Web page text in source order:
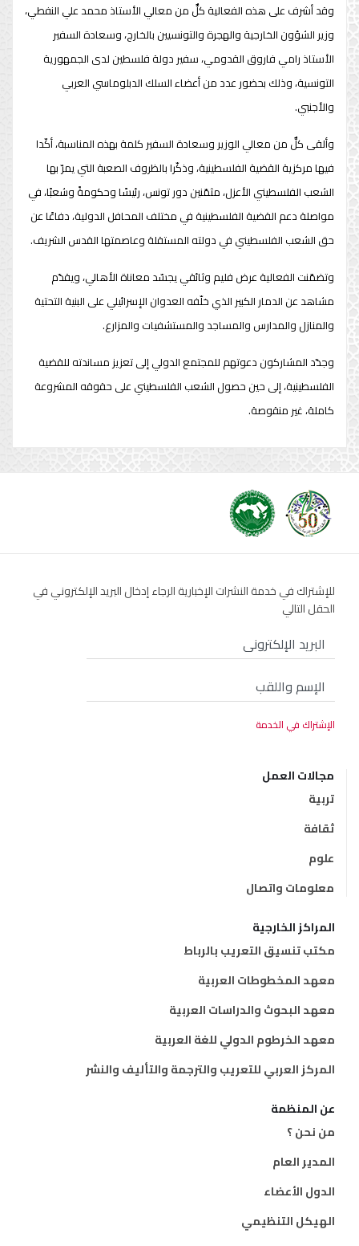
وقد أشرف على هذه الفعالية كلٌّ من معالي الأستاذ محمد علي النفطي،
وزير الشؤون الخارجية والهجرة والتونسيين بالخارج، وسعادة السفير
الأستاذ رامي فاروق القدومي، سفير دولة فلسطين لدى الجمهورية
التونسية، وذلك بحضور عدد من أعضاء السلك الدبلوماسي العربي
والأجنبي.
وألقى كلٌّ من معالي الوزير وسعادة السفير كلمة بهذه المناسبة، أكّدا
فيها مركزية القضية الفلسطينية، وذكّرا بالظروف الصعبة التي يمرّ بها
الشعب الفلسطيني الأعزل، مثمّنين دور تونس، رئيسًا وحكومةً وشعبًا، في
مواصلة دعم القضية الفلسطينية في مختلف المحافل الدولية، دفاعًا عن
حق الشعب الفلسطيني في دولته المستقلة وعاصمتها القدس الشريف.
وتضمّنت الفعالية عرض فليم وثائقي يجسّد معاناة الأهالي، ويقدّم
مشاهد عن الدمار الكبير الذي خلّفه العدوان الإسرائيلي على البنية التحتية
والمنازل والمدارس والمساجد والمستشفيات والمزارع.
وجدّد المشاركون دعوتهم للمجتمع الدولي إلى تعزيز مساندته للقضية
الفلسطينية، إلى حين حصول الشعب الفلسطيني على حقوقه المشروعة
كاملة، غير منقوصة.
للإشتراك في خدمة النشرات الإخبارية الرجاء إدخال البريد الإلكتروني في
الحقل التالي
مجالات العمل
تربية
ثقافة
علوم
معلومات واتصال
المراكز الخارجية
مكتب تنسيق التعريب بالرباط
معهد المخطوطات العربية
معهد البحوث والدراسات العربية
معهد الخرطوم الدولي للغة العربية
المركز العربي للتعريب والترجمة والتأليف والنشر
عن المنظمة
من نحن ؟
المدير العام
الدول الأعضاء
الهيكل التنظيمي